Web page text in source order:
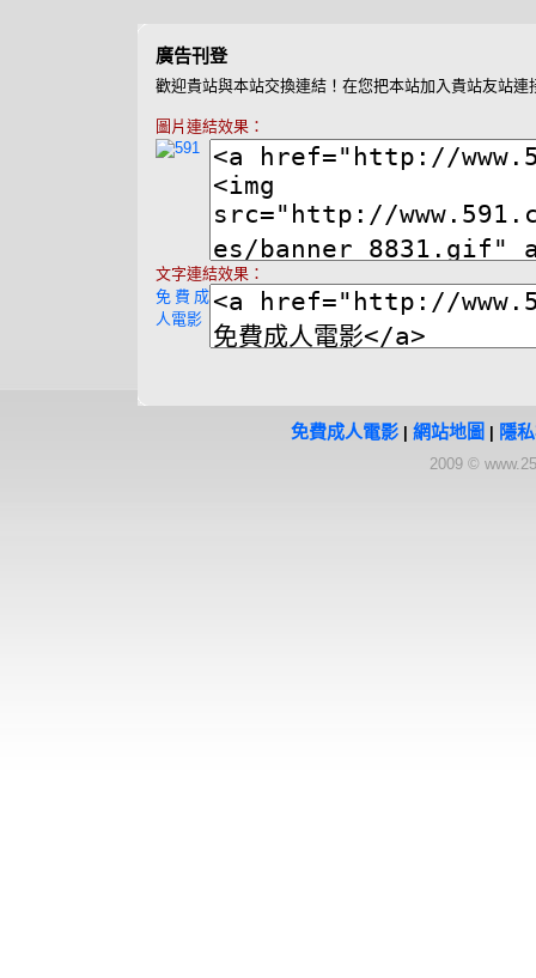
廣告刊登
歡迎貴站與本站交換連結！在您把本站加入貴站友站
圖片連結效果：
文字連結效果：
免費成
人電影
免費成人電影| 網站地圖 隱
2009 ©